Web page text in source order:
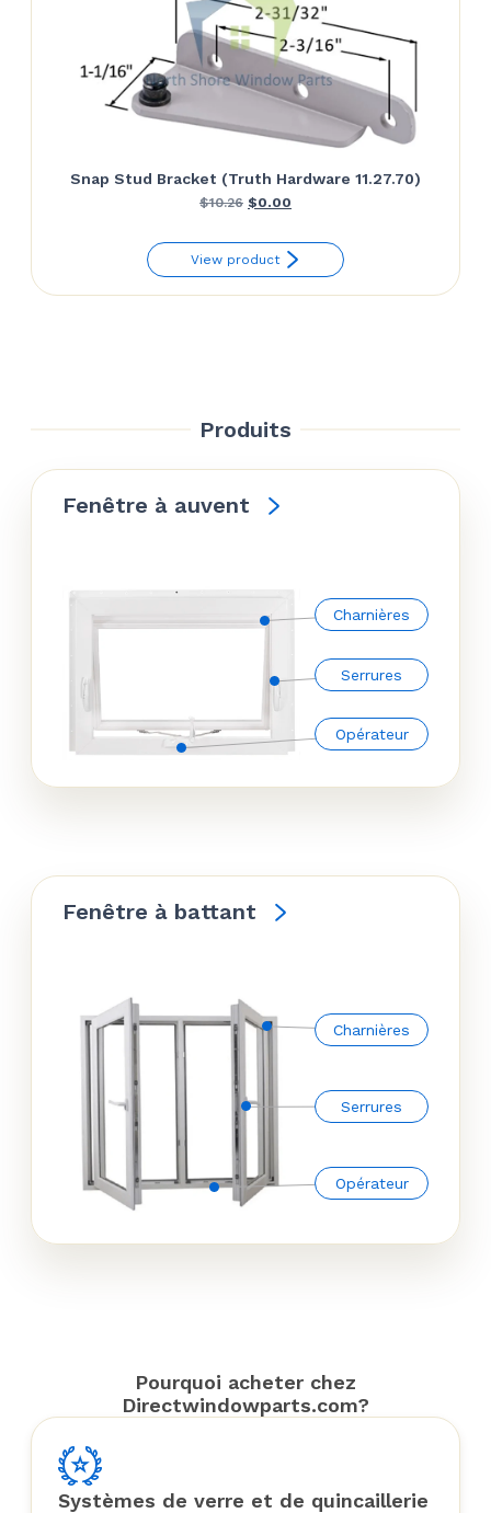
Snap Stud Bracket (Truth Hardware 11.27.70)
$10.26 Le
initial
était :
$0.00
actuel
est :
View product
Produits
Fenêtre à auvent
Charnières
Serrures
Opérateur
Fenêtre à battant
Charnières
Serrures
Opérateur
Pourquoi acheter chez
Directwindowparts.com?
Systèmes de verre et de quincaillerie